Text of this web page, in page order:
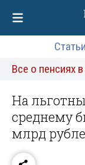
Статьи
Все о пенсиях
На
среднему
млрд